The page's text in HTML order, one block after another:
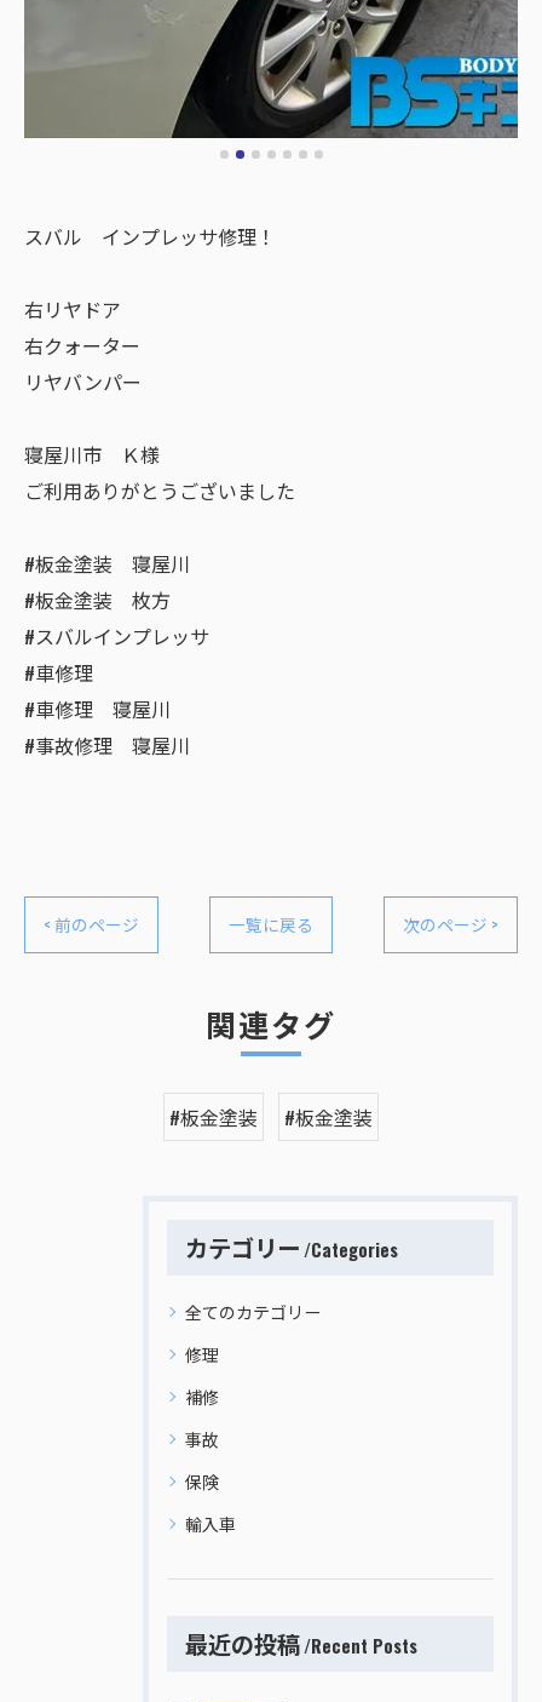
スバル インプレッサ修理！
右リヤドア
右クォーター
リヤバンパー
寝屋川市 Ｋ様
ご利用ありがとうございました
#板金塗装 寝屋川
#板金塗装 枚方
#スバルインプレッサ
#車修理
#車修理 寝屋川
#事故修理 寝屋川
< 前のページ 一覧に戻る 次のページ >
関連タグ
#板金塗装 #板金塗装
カテゴリー Categories
全てのカテゴリー
修理
補修
事故
保険
輸入車
最近の投稿 Recent Posts